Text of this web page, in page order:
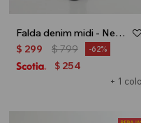
Falda denim midi - Negro
+ 1
$ 299 $799 62
$ 254